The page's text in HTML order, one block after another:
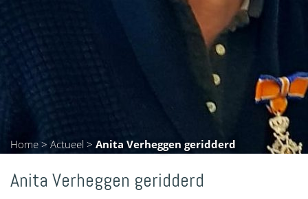
Home >Actueel > Anita Verheggen geridderd
Anita Verheggen geridderd